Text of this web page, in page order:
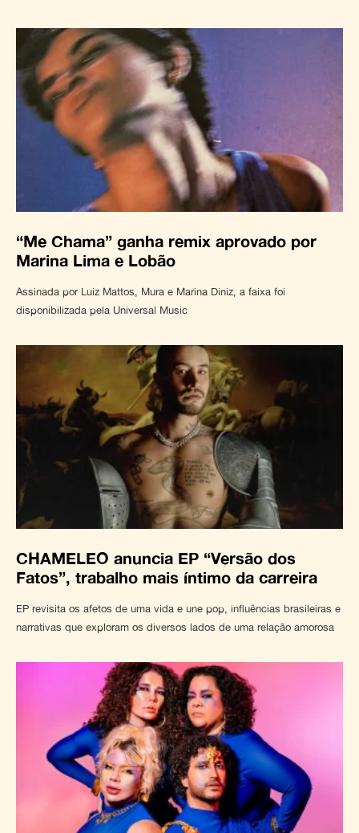
“Me Chama” ganha remix aprovado por
Marina Lima e Lobão
Assinada por Luiz Mattos, Mura e Marina Diniz, a faixa foi
disponibilizada pela Universal Music
CHAMELEO anuncia EP “Versão dos
Fatos”, trabalho mais íntimo da carreira
EP revisita os afetos de uma vida e une pop, influências brasileiras e
narrativas que exploram os diversos lados de uma relação amorosa